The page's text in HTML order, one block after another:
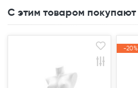
С этим товаром покупают
-20%
-20%